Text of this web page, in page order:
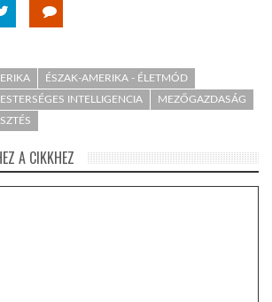
ÉSZAK-AMERIKA - ÉLETMÓD
INTELLIGENCIA
MEZŐGAZDASÁG
A CIKKHEZ